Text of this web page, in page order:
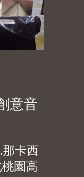
意音
卡西
園高